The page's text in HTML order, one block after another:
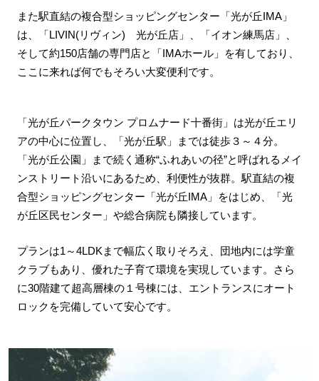
また駅直結の複合型ショッピングセンター「光が丘IMA」
は、「LIVIN(リヴィン) 光が丘店」、「イオン練馬店」、
そして約150店舗の専門店と「IMAホール」を有しており、
ここに来れば何でもそろい大変便利です。
「光が丘パークタウン プロムナード十番街」は光が丘エリ
アの中心に位置し、「光が丘駅」までは徒歩３～４分。
「光が丘公園」まで続く通称“ふれあいの径”と呼ばれるメイ
ンストリート沿いにあるため、利便性が抜群。駅直結の複
合型ショッピングセンター「光が丘IMA」をはじめ、「光
が丘区民センター」や総合病院も隣接しています。
プランは1～4LDKまで幅広く取りそろえ、団地内には学童
クラブもあり、優れた子育て環境を実現しています。さら
に30階建て超高層棟の１号棟には、エントランスにオート
ロックを完備していて安心です。